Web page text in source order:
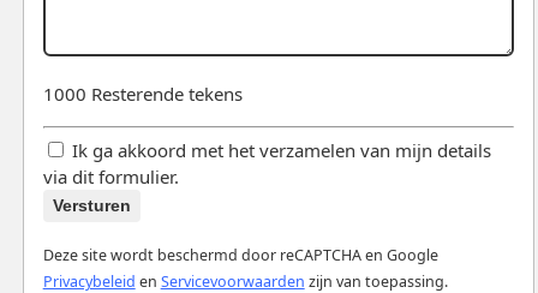
1000 Resterende tekens
Ik ga akkoord met het verzamelen van mijn details
via dit formulier.
Versturen
Deze site wordt beschermd door reCAPTCHA en Google
Privacybeleid en Servicevoorwaarden zijn van toepassing.